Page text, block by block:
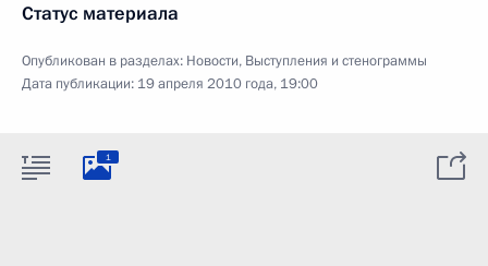
Статус материала
Опубликован в разделах: Новости, Выступления и стенограммы
Дата публикации: 19 апреля 2010 года, 19:00
1